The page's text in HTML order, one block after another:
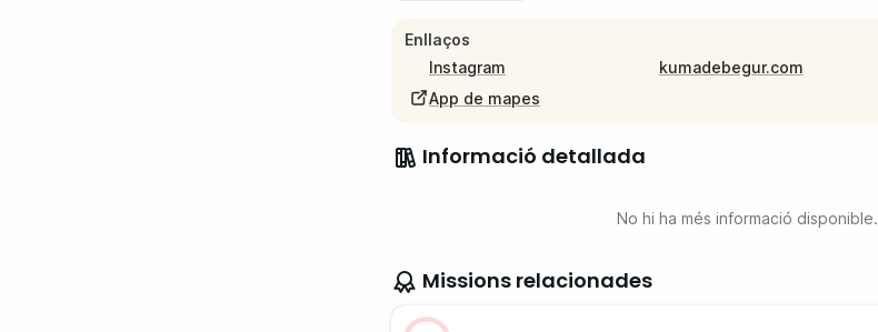
Enllaços
Instagram
kumadebegur.com
App de mapes
Informació detallada
No hi ha més informació disponible.
Missions relacionades